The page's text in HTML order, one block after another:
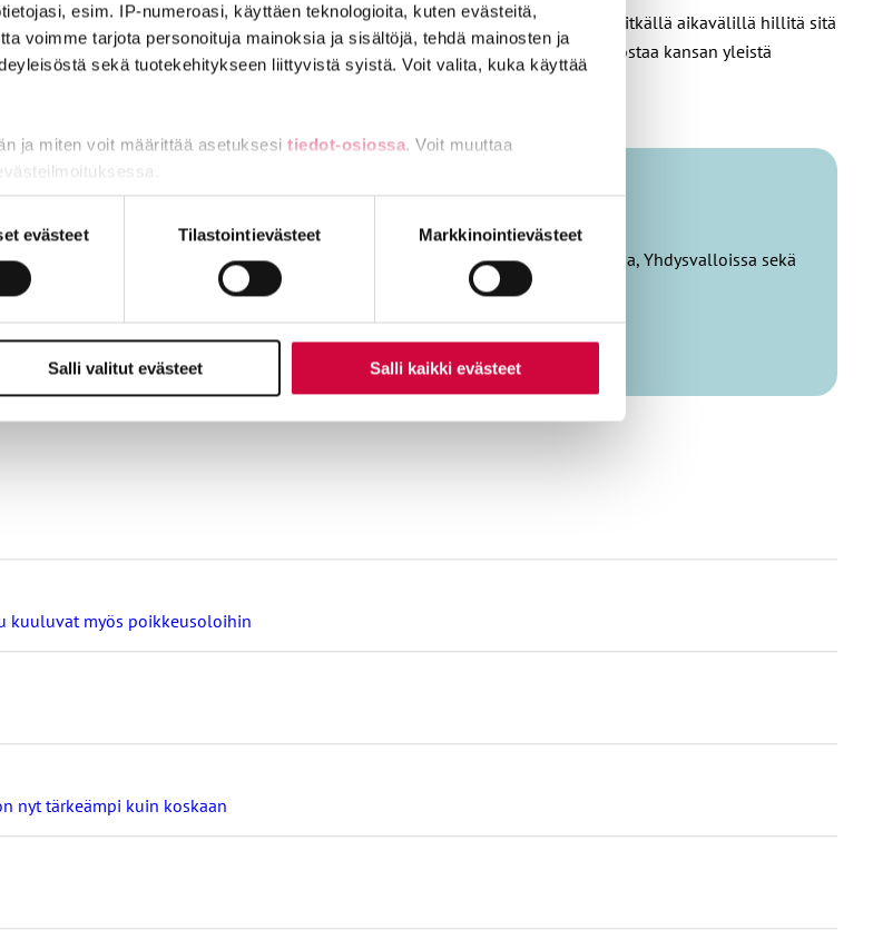
esim. IP-numeroasi, käyttäen teknologioita, kuten evästeitä,
voimme tarjota personoituja mainoksia ja sisältöjä, tehdä mainosten ja
sekä tuotekehitykseen liittyvistä syistä. Voit valita, kuka käyttää
ja miten voit määrittää asetuksesi tiedot-osiossa. Voit muuttaa
toimintaa parantavia, ja osaa käytetään tilastointi- tai
evästeet Tilastointievästeet Markkinointievästeet
Salli valitut evästeet Salli kaikki evästeet
kansanterveyttä kehittämällä. Terveystason nostolla voidaan pitkällä aikavälillä hillitä sitä
niin työelämän aikana, kuin eläkkeelle siirtymisen jälkeen voidaan nostaa kansan yleistä
tällaiselle toiminnalle.
edunvalvonnan toimialueella. Youssef on opiskellut taloustiedettä Suomessa, Yhdysvalloissa sekä
videopelejä.
kuuluvat myös poikkeusoloihin
nyt tärkeämpi kuin koskaan